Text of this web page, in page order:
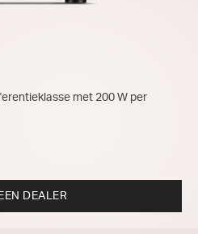
met 200 W per
DEALER